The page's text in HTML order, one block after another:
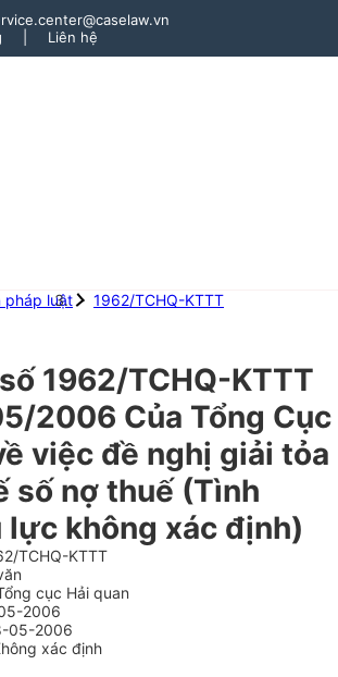
Liên hệ
pháp luật 1962/TCHQ-KTTT
1962/TCHQ-KTTT
2006 Của Tổng Cục
việc đề nghị giải tỏa
số nợ thuế (Tình
lực không xác định)
TCHQ-KTTT
cục Hải quan
2006
05-2006
xác định